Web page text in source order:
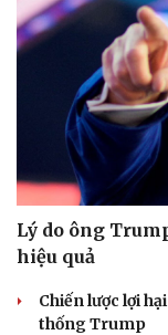
Sản phụ khoa
Nhi khoa
Nam khoa
Làm đẹp - giảm cân
Phòng mạch online
Ăn sạch sống khỏe
Lý do ông
hiệu quả
Chiến lược lợi
thống Trump